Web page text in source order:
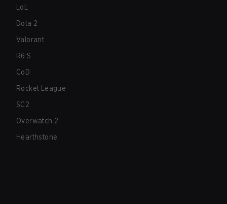
LoL
Dota 2
Valorant
R6:S
CoD
Rocket League
SC2
Overwatch 2
Hearthstone